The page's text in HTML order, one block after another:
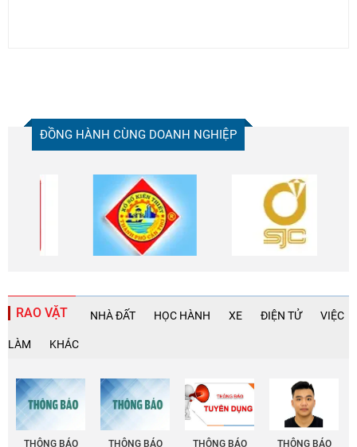
ĐỒNG HÀNH CÙNG DOANH NGHIỆP
RAO VẶT NHÀ ĐẤT HỌC HÀNH XE ĐIỆN TỬ VIỆC
LÀM KHÁC
THÔNG BÁO
THÔNG BÁO
THÔNG BÁO
THÔNG BÁO